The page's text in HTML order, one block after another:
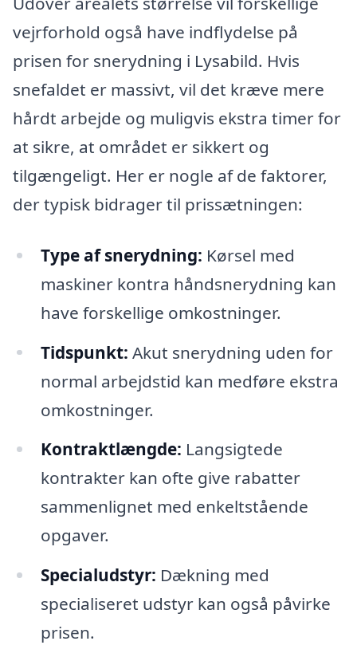
vejrforhold også have indflydelse på
prisen for snerydning i Lysabild. Hvis
snefaldet er massivt, vil det kræve mere
hårdt arbejde og muligvis ekstra timer for
at sikre, at området er sikkert og
tilgængeligt. Her er nogle af de faktorer,
der typisk bidrager til prissætningen:
Type af snerydning: Kørsel med
maskiner kontra håndsnerydning kan
have forskellige omkostninger.
Tidspunkt: Akut snerydning uden for
normal arbejdstid kan medføre ekstra
omkostninger.
Kontraktlængde: Langsigtede
kontrakter kan ofte give rabatter
sammenlignet med enkeltstående
opgaver.
Specialudstyr: Dækning med
specialiseret udstyr kan også påvirke
prisen.